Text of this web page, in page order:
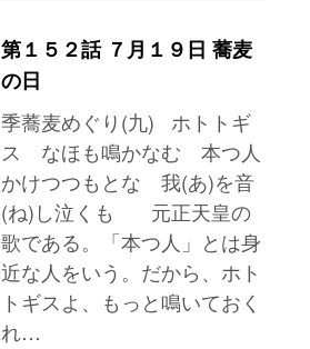
第１５２話 ７月１９日 蕎麦
の日
季蕎麦めぐり(九) ホトトギ
ス なほも鳴かなむ 本つ人
かけつつもとな 我(あ)を音
(ね)し泣くも 元正天皇の
歌である。「本つ人」とは身
近な人をいう。だから、ホト
トギスよ、もっと鳴いておく
れ…